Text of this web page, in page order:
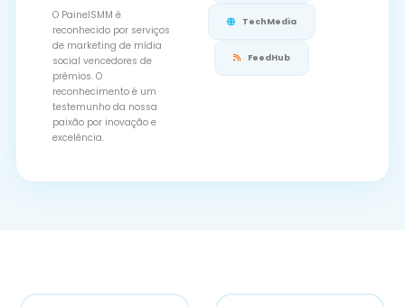
O PainelSMM é
reconhecido por serviços
de marketing de mídia
social vencedores de
prêmios. O
reconhecimento é um
testemunho da nossa
paixão por inovação e
excelência.
TechMedia
FeedHub